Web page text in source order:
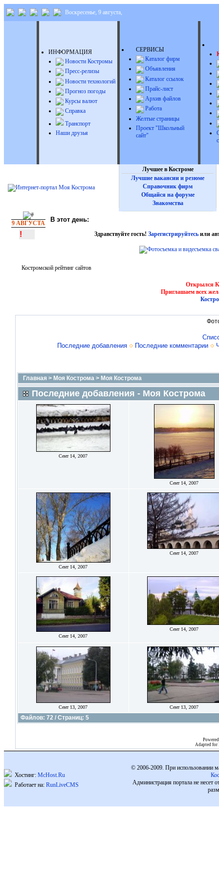
Воскресенье, 9 августа,
ИНФОРМАЦИЯ
Новости Костромы
Пресс-релизы
Новости технологий
Прогноз погоды
Курсы валют
Справка
Транспорт
Наши друзья
СЕРВИСЫ
Каталог фирм
Объявления
Каталог ссылок
Прайс-лист
Архив файлов
Работа
Желтые страницы
Проект "Школьный
сайт"
Лучшее в Костроме
Лучшие вакансии и резюме
Справочник фирм
Общайся на форуме
Знакомства
9 АВГУСТА В этот день:
! Здравствуйте гость! Зарегистрируйтесьили
Костромской рейтинг сайтов
Открылся
Приглашаем всех
Последние добавления
Последние комментарии
Главная > Моя Кострома> Моя Кострома
Последние добавления - Моя Кострома
Сент 14, 2007
Сент 14, 2007
Сент 14, 2007
Сент 14, 2007
Сент 14, 2007
Сент 14, 2007
Сент 13, 2007 Сент 13, 2007
Файлов: 72 / Страниц: 5
Adapted for
Хостинг: McHost.Ru
Работает на: RunLiveCMS
© 2006-2009. При использовании
Администрация портала не несет